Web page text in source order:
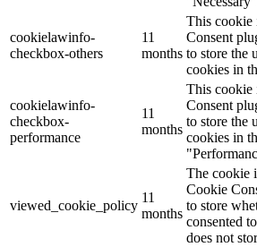
cookielawinfo-
checkbox-others
11
months
This cookie
Consent
to store the
cookies in
cookielawinfo-
checkbox-
performance
11
months
This cookie
Consent
to store the
cookies in
viewed_cookie_policy
11
months
The cookie
Cookie
to store
consented
does not